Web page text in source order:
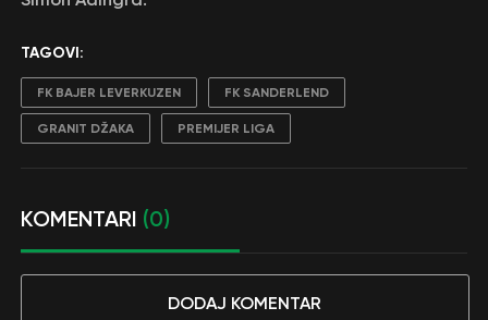
TAGOVI:
FK BAJER LEVERKUZEN FK SANDERLEND
GRANIT DŽAKA PREMIJER LIGA
KOMENTARI (0)
DODAJ KOMENTAR